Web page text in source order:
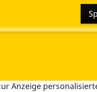
setzt verschiedene
Dies beinhaltet
Anzeige